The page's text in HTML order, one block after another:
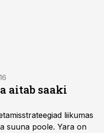
aitab saaki
liikumas
suuna poole. Yara on